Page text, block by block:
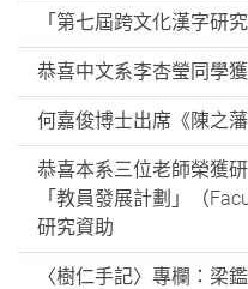
「第七屆跨文化漢字研
恭喜中文系李杏瑩同學
何嘉俊博士出席《陳之
恭喜本系三位老師榮獲
「教員發展計劃」（
研究資助
〈樹仁手記〉專欄：梁